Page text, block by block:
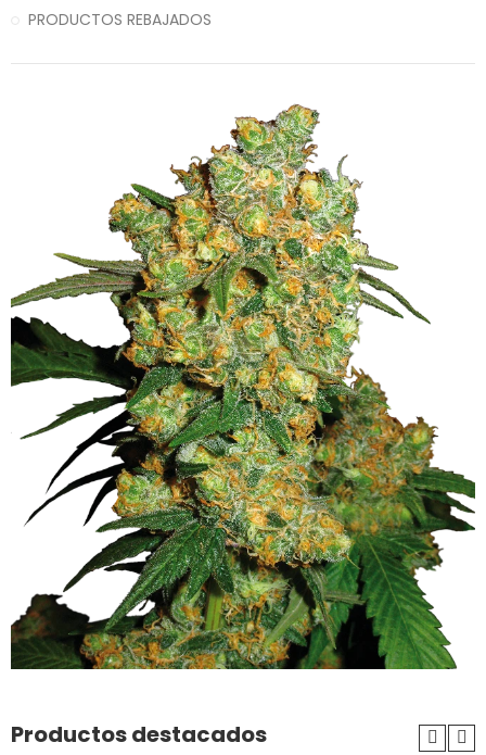
PRODUCTOS REBAJADOS
Productos destacados